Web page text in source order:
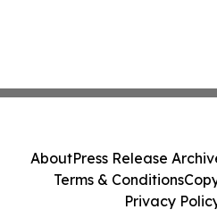
AboutPress Release
Terms & Conditions
Privacy